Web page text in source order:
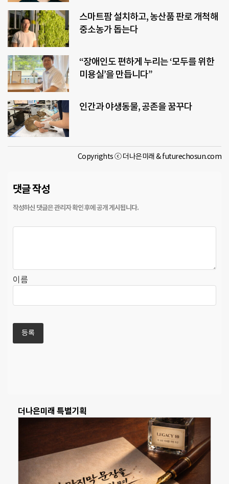
스마트팜 설치하고, 농산품 판로 개척해
중소농가 돕는다
“장애인도 편하게 누리는 ‘모두를 위한
미용실’을 만듭니다”
인간과 야생동물, 공존을 꿈꾸다
Copyrights ⓒ 더나은미래 & futurechosun.com
댓글 작성
이름
더나은미래 특별기획